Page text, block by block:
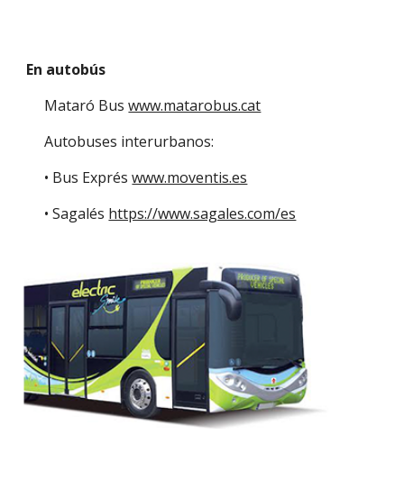
En autobús
Mataró Bus www.matarobus.cat
Autobuses interurbanos:
• Bus Exprés www.moventis.es
• Sagalés https://www.sagales.com/es